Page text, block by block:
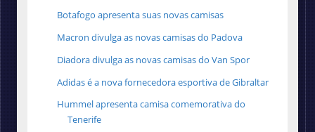
Botafogo apresenta suas novas camisas
Macron divulga as novas camisas do Padova
Diadora divulga as novas camisas do Van Spor
Adidas é a nova fornecedora esportiva de Gibraltar
Hummel apresenta camisa comemorativa do
Tenerife